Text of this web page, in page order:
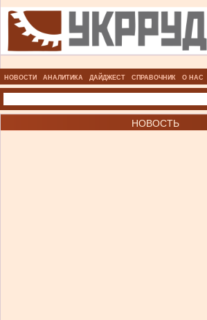
НОВОСТИ АНАЛИТИКА ДАЙДЖЕСТ СПРАВОЧНИК О НАС
НОВОСТЬ